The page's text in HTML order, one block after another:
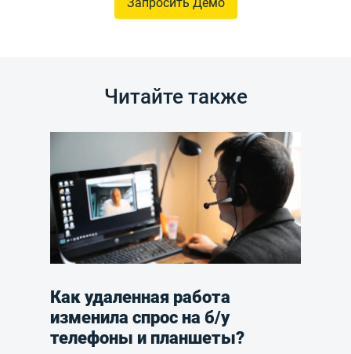
Читайте также
Как удаленная работа
изменила спрос на б/у
телефоны и планшеты?